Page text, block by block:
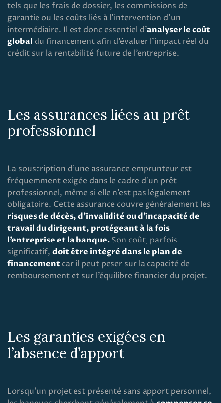
tels que les frais de dossier, les commissions de
garantie ou les coûts liés à l’intervention d’un
intermédiaire. Il est donc essentiel d’analyser le coût
global du financement afin d’évaluer l’impact réel du
crédit sur la rentabilité future de l’entreprise.
Les assurances liées au prêt
professionnel
La souscription d’une assurance emprunteur est
fréquemment exigée dans le cadre d’un prêt
professionnel, même si elle n’est pas légalement
obligatoire. Cette assurance couvre généralement les
risques de décès, d’invalidité ou d’incapacité de
travail du dirigeant, protégeant à la fois
l’entreprise et la banque. Son coût, parfois
significatif, doit être intégré dans le plan de
financementcar il peut peser sur la capacité de
remboursement et sur l’équilibre financier du projet.
Les garanties exigées en
l’absence d’apport
Lorsqu’un projet est présenté sans apport personnel,